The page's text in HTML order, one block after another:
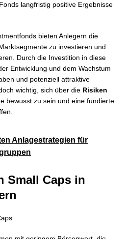
langfristig positive Ergebnisse
bieten Anlegern die
zu investieren und
Durch die Investition in diese
Entwicklung und dem Wachstum
und potenziell attraktive
wichtig, sich über die Risiken
bewusst zu sein und eine fundierte
Anlagestrategien für
Small Caps in